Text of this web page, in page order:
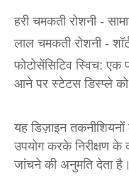
हरी चमकती रोशनी -
लाल चमकती रोशनी -
फोटोसेंसिटिव स्विच: एक
आने पर स्टेटस डिस्प्ले
यह डिज़ाइन तकनीशियनों
उपयोग करके निरीक्षण के
जांचने की अनुमति देता है।